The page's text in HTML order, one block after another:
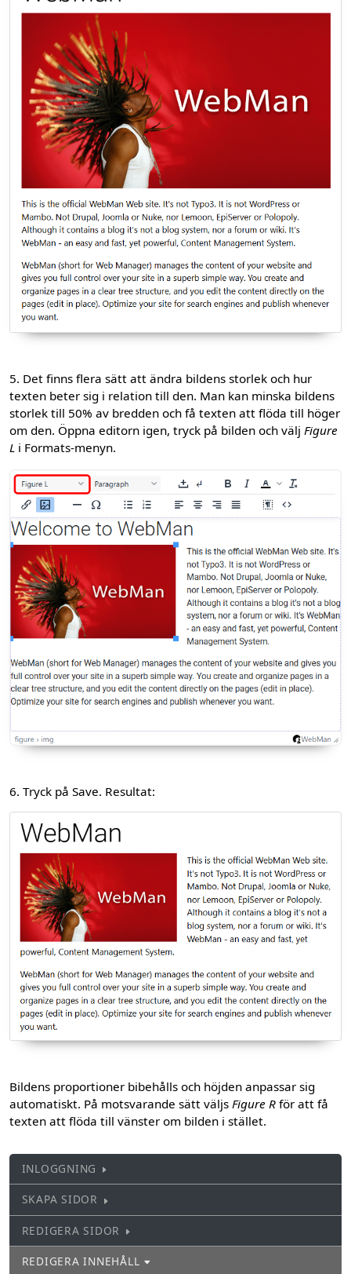
5. Det finns flera sätt att ändra bildens storlek och hur
texten beter sig i relation till den. Man kan minska bildens
storlek till 50% av bredden och få texten att flöda till höger
om den. Öppna editorn igen, tryck på bilden och väljFigure
L i Formats-menyn.
6. Tryck på Save. Resultat:
Bildens proportioner bibehålls och höjden anpassar sig
automatiskt. På motsvarande sätt väljsFigure R för att få
texten att flöda till vänster om bilden i stället.
INLOGGNING
SKAPA SIDOR
REDIGERA SIDOR
REDIGERA INNEHÅLL